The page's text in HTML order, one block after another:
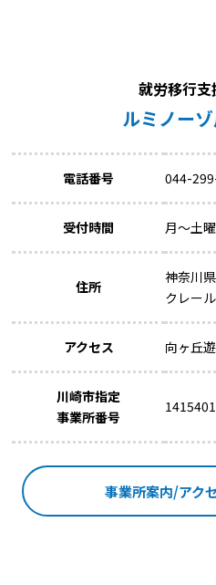
就労移行
ルミノー
電話番号 044-
受付時間 月～土
住所
神奈川
クレー
アクセス 向ヶ丘
川崎市指定
事業所番号
事業所案内/アク